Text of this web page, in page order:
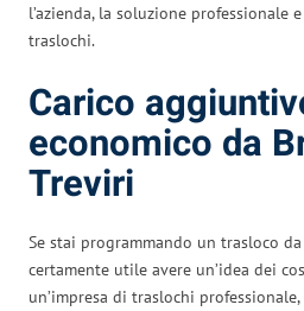
l’azienda, la soluzione professionale
traslochi.
Carico
economico da
Treviri
Se stai programmando un trasloco da
certamente utile avere un’idea dei
un’impresa di traslochi